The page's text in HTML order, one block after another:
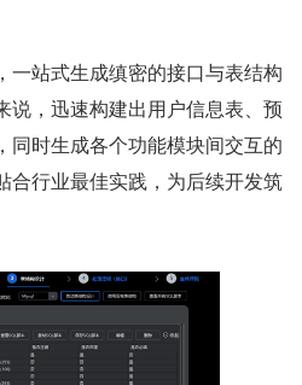
一站式生成缜密的接口与表结构
说，迅速构建出用户信息表、预
同时生成各个功能模块间交互的
合行业最佳实践，为后续开发筑